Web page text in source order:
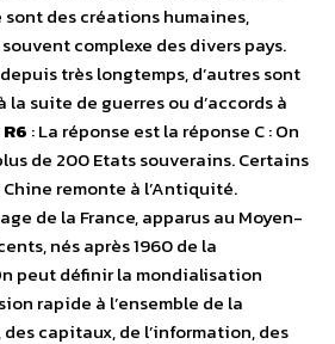
sont des créations humaines,
complexe des divers pays.
très longtemps, d’autres sont
suite de guerres ou d’accords à
R6 : La réponse est la réponse C : On
de 200 Etats souverains. Certains
Chine remonte à l’Antiquité.
de la France, apparus au Moyen-
nés après 1960 de la
peut définir la mondialisation
rapide à l’ensemble de la
capitaux, de l’information, des